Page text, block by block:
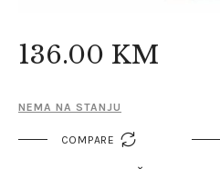
136.00 KM
NEMA NA STANJU
COMPARE 